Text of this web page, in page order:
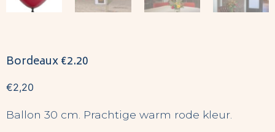
Bordeaux €2.20
€2,20
Ballon 30 cm. Prachtige warm rode kleur.